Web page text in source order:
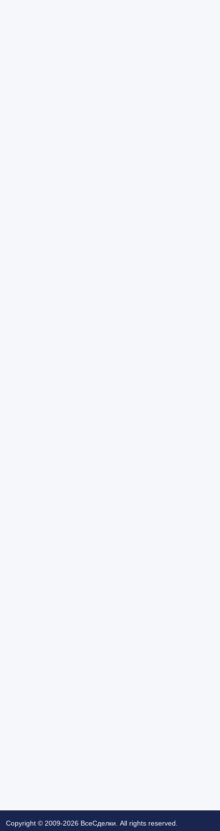
Copyright © 2009-2026 ВсеСделки. All rights reserved.